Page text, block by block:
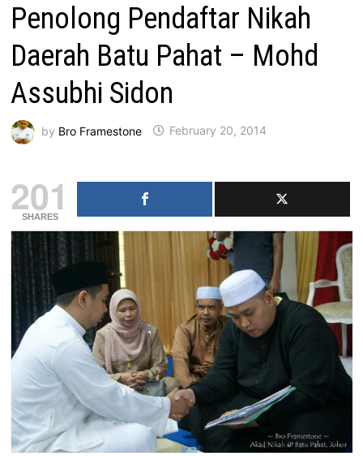
Penolong Pendaftar Nikah
Daerah Batu Pahat – Mohd
Assubhi Sidon
by Bro Framestone February 20, 2014
201
SHARES